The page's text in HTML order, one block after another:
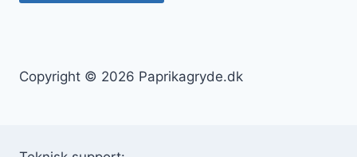
Copyright © 2026 Paprikagryde.dk